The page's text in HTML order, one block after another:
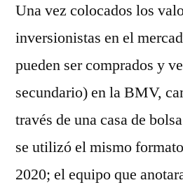
Una vez colocados los
inversionistas en el
pueden ser comprados y
secundario) en la BMV,
través de una casa de
se utilizó el mismo
2020; el equipo que